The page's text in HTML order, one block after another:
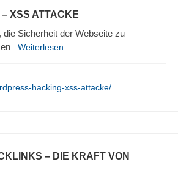
XSS ATTACKE
Sicherheit der Webseite zu
...Weiterlesen
hacking-xss-attacke/
– DIE KRAFT VON